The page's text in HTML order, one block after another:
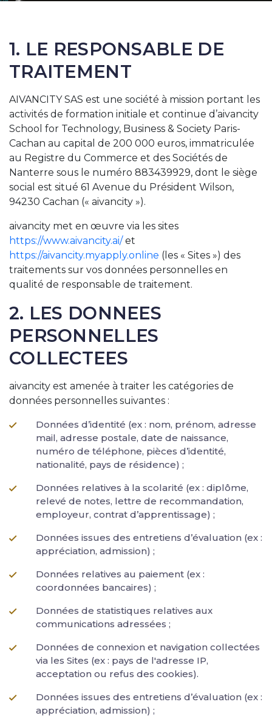
1. LE RESPONSABLE DE
TRAITEMENT
AIVANCITY SAS est une société à mission portant les
activités de formation initiale et continue d’aivancity
School for Technology, Business & Society Paris-
Cachan au capital de 200 000 euros, immatriculée
au Registre du Commerce et des Sociétés de
Nanterre sous le numéro 883439929, dont le siège
social est situé 61 Avenue du Président Wilson,
94230 Cachan (« aivancity »).
aivancity met en œuvre via les sites
https://www.aivancity.ai/et
https://aivancity.myapply.online (les « Sites ») des
traitements sur vos données personnelles en
qualité de responsable de traitement.
2. LES DONNEES
PERSONNELLES
COLLECTEES
aivancity est amenée à traiter les catégories de
données personnelles suivantes :
Données d’identité (ex : nom, prénom, adresse
mail, adresse postale, date de naissance,
numéro de téléphone, pièces d’identité,
nationalité, pays de résidence) ;
Données relatives à la scolarité (ex : diplôme,
relevé de notes, lettre de recommandation,
employeur, contrat d’apprentissage) ;
Données issues des entretiens d’évaluation (ex :
appréciation, admission) ;
Données relatives au paiement (ex :
coordonnées bancaires) ;
Données de statistiques relatives aux
communications adressées ;
Données de connexion et navigation collectées
via les Sites (ex : pays de l'adresse IP,
acceptation ou refus des cookies).
Données issues des entretiens d’évaluation (ex :
appréciation, admission) ;